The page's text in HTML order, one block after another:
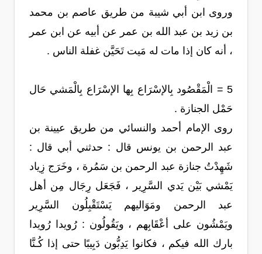
وروى ابن أبي شيبة من طريق عاصم بن محمد
بن زيد بن عبد الله بن عمر عن أبيه عن ابن عمر
، أنه كان إذا مات له مَيت تَحَيَّن غفلة الناس .
5 = الْمَقْصُود بِالإسْرَاع بِها الإسْرَاع بِالْمَشي حَال
حَمْل الجنازة .
روى الإمام أحمد والنسائي من طريق عيينة بن
عبد الرحمن بن يونس قال : حدثني أبي قال :
شَهِدْتُ جنازة عبد الرحمن بن سَمُرة ، وخَرَج زِياد
يَمْشي بَيْن يَدي السَّرِير ، فَجَعَل رِجَال مِن أهل
عبد الرحمن ومَوَاليهم يَسْتَقْبِلُون السَّرِير
ويَمْشُون على أعْقَابِهم ، ويَقُولُون : رُويدا رُويدا
بارك الله فيكم ، فكانوا يَدِبُّون دَبِيبًا حتى إذا كُـنَّا